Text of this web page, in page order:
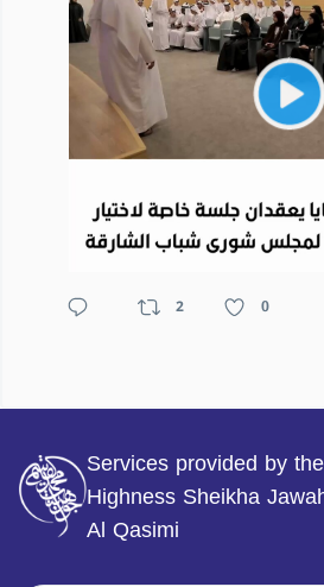
2 0
Services provided by
Highness Sheikha
Al Qasimi